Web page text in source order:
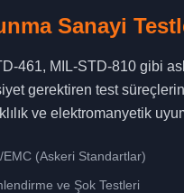
Sanayi
461, MIL-STD-810 gibi
gerektiren test
ve elektromanyetik
EMC (Askeri Standartlar)
ve Şok Testleri